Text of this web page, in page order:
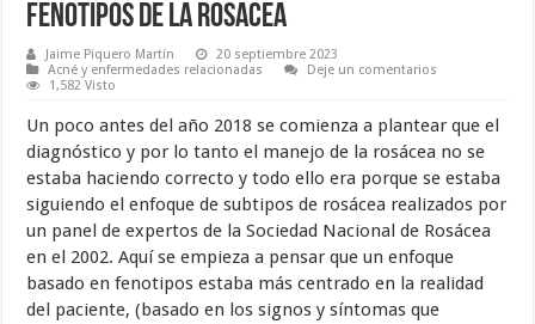
Fenotipos de la Rosacea
Jaime Piquero Martín
20 septiembre 2023
Acné y enfermedades relacionadas
Deje un comentarios
1,582 Visto
Un poco antes del año 2018 se comienza a plantear que el
diagnóstico y por lo tanto el manejo de la rosácea no se
estaba haciendo correcto y todo ello era porque se estaba
siguiendo el enfoque de subtipos de rosácea realizados por
un panel de expertos de la Sociedad Nacional de Rosácea
en el 2002. Aquí se empieza a pensar que un enfoque
basado en fenotipos estaba más centrado en la realidad
del paciente, (basado en los signos y síntomas que